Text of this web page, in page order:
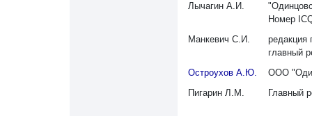
Лычагин А.И.
Номер
Манкевич С.И.
редакция
главный
Остроухов А.Ю.
ООО
Пигарин Л.М.
Главный